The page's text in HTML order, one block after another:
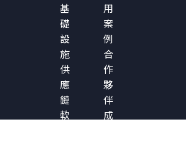
基
礎
設
施
供
應
鏈
軟
用
案
例
合
作
夥
伴
成